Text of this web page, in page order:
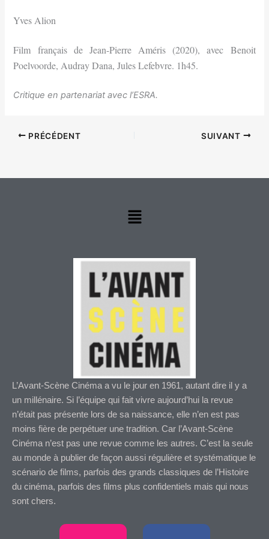
Yves Alion
Film français de Jean-Pierre Améris (2020), avec Benoit
Poelvoorde, Audray Dana, Jules Lefebvre. 1h45.
Critique en partenariat avec l’ESRA.
PRÉCÉDENT SUIVANT
Menu
L’Avant-Scène Cinéma a vu le jour en 1961, autant dire il y a
un millénaire. Si l’équipe qui fait vivre aujourd’hui la revue
n’était pas présente lors de sa naissance, elle n’en est pas
moins fière de perpétuer une tradition. Car l’Avant-Scène
Cinéma n’est pas une revue comme les autres. C’est la seule
au monde à publier de façon aussi régulière et systématique le
scénario de films, parfois des grands classiques de l’Histoire
du cinéma, parfois des films plus confidentiels mais qui nous
sont chers.